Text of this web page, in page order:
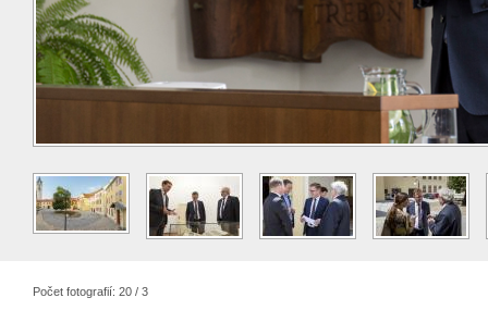
Počet fotografií: 20 / 3